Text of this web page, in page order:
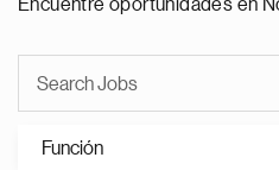
Encuentre oportunidades en
Función